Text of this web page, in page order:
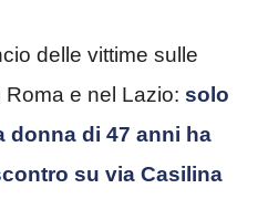
delle vittime sulle
e nel Lazio: solo
donna di 47 anni ha
su via Casilina